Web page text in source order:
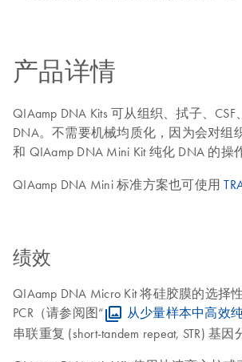
产品详情
QIAamp DNA Kits 可从组织、拭子、
DNA。不需要机械均质化，因为会对组
和 QIAamp DNA Mini Kit 纯化 DNA 的操
QIAamp DNA Mini 标准方案也可使用
绩效
QIAamp DNA Micro Kit 将硅胶膜的选
PCR（请参阅图“
从少量样本中高效
串联重复 (short-tandem repeat, STR) 基